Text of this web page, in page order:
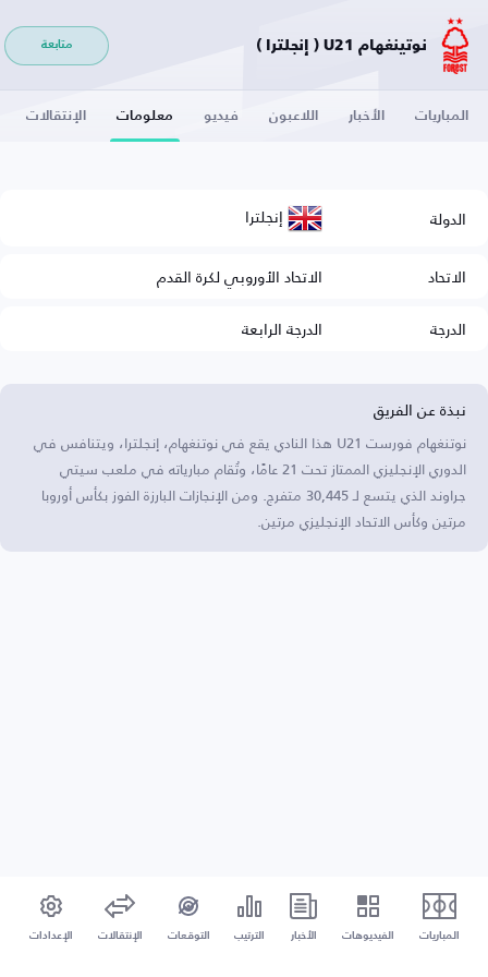
نوتينغهام U21 ( إنجلترا ) متابعة
المباريات الأخبار اللاعبون فيديو معلومات الإنتقالات
الدولة إنجلترا
الاتحاد
الاتحاد الأوروبي لكرة القدم
الدرجة
الدرجة الرابعة
نبذة عن الفريق
نوتنغهام فورست U21 هذا النادي يقع في نوتنغهام، إنجلترا، ويتنافس في
الدوري الإنجليزي الممتاز تحت 21 عامًا، وتُقام مبارياته في ملعب سيتي
جراوند الذي يتسع لـ 30,445 متفرج. ومن الإنجازات البارزة الفوز بكأس أوروبا
مرتين وكأس الاتحاد الإنجليزي مرتين.
المباريات الفيديوهات الأخبار الترتيب التوقعات الإنتقالات الإعدادات